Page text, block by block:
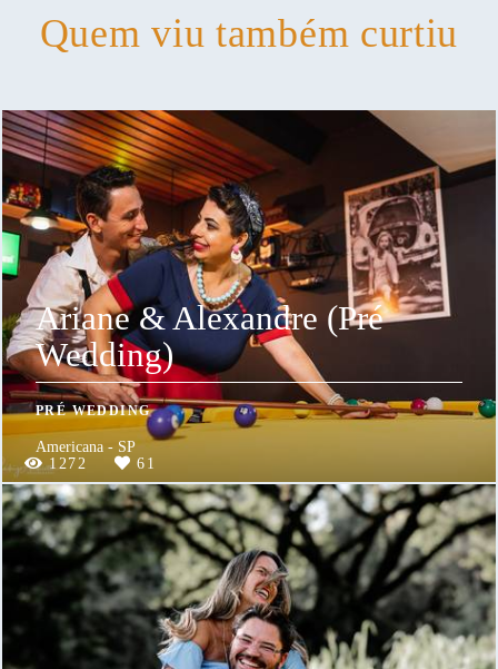
Quem viu também curtiu
Ariane & Alexandre (Pré
Wedding)
PRÉ WEDDING
Americana - SP
1272
61